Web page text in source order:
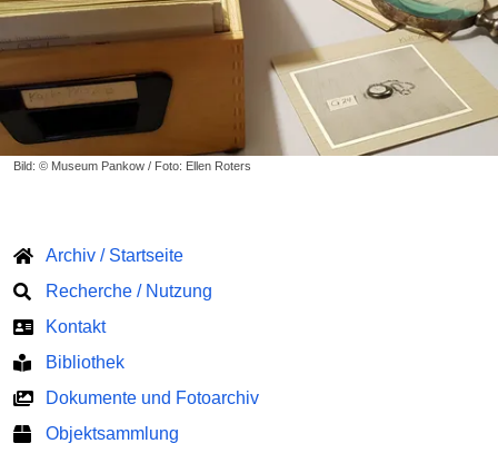
Bild: © Museum Pankow / Foto: Ellen Roters
Archiv / Startseite
Recherche / Nutzung
Kontakt
Bibliothek
Dokumente und Fotoarchiv
Objektsammlung